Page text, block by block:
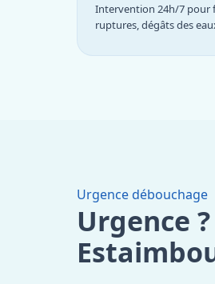
Intervention 24h/7 pour
ruptures, dégâts des
Urgence débouchage
Urgence